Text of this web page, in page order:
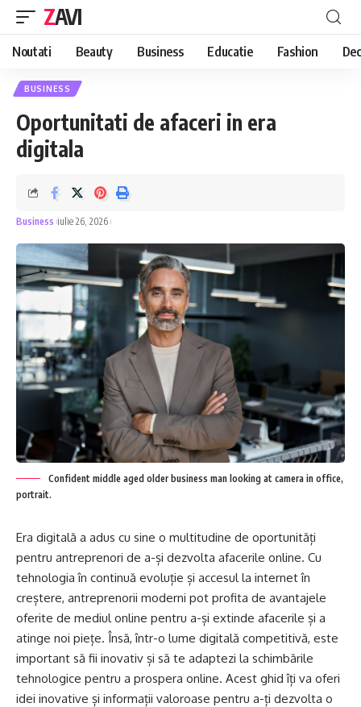
ZAVI
Noutati Beauty Business Educatie Fashion
BUSINESS
Oportunitati de afaceri in era
digitala
Business iulie 26, 2026
Confident middle aged older business man looking at camera in office,
portrait.
Era digitală a adus cu sine o multitudine de oportunități
pentru antreprenori de a-și dezvolta afacerile online. Cu
tehnologia în continuă evoluție și accesul la internet în
creștere, antreprenorii moderni pot profita de avantajele
oferite de mediul online pentru a-și extinde afacerile și a
atinge noi piețe. Însă, într-o lume digitală competitivă, este
important să fii inovativ și să te adaptezi la schimbările
tehnologice pentru a prospera online. Acest ghid îți va oferi
idei inovative și informații valoroase pentru a-ți dezvolta o